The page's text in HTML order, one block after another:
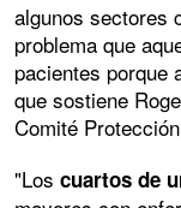
algunos sectores
problema que
pacientes porque
que sostiene
Comité
"Los cuartos de